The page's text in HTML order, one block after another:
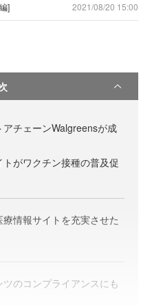
] 2021/08/20 15:00
アチェーンWalgreensが成
がワクチン接種の普及促
情報サイトを充実させた
のコンプライアンスにも